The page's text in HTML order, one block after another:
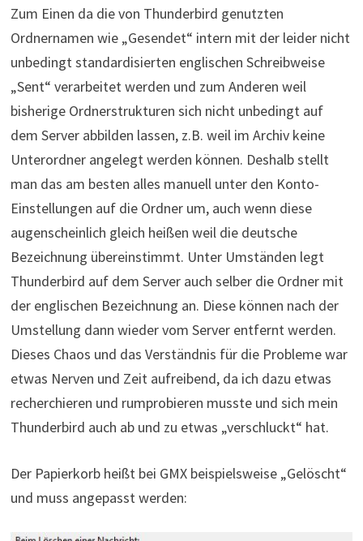
Zum Einen da die von Thunderbird genutzten
Ordnernamen wie „Gesendet“ intern mit der leider nicht
unbedingt standardisierten englischen Schreibweise
„Sent“ verarbeitet werden und zum Anderen weil
bisherige Ordnerstrukturen sich nicht unbedingt auf
dem Server abbilden lassen, z.B. weil im Archiv keine
Unterordner angelegt werden können. Deshalb stellt
man das am besten alles manuell unter den Konto-
Einstellungen auf die Ordner um, auch wenn diese
augenscheinlich gleich heißen weil die deutsche
Bezeichnung übereinstimmt. Unter Umständen legt
Thunderbird auf dem Server auch selber die Ordner mit
der englischen Bezeichnung an. Diese können nach der
Umstellung dann wieder vom Server entfernt werden.
Dieses Chaos und das Verständnis für die Probleme war
etwas Nerven und Zeit aufreibend, da ich dazu etwas
recherchieren und rumprobieren musste und sich mein
Thunderbird auch ab und zu etwas „verschluckt“ hat.
Der Papierkorb heißt bei GMX beispielsweise „Gelöscht“
und muss angepasst werden: